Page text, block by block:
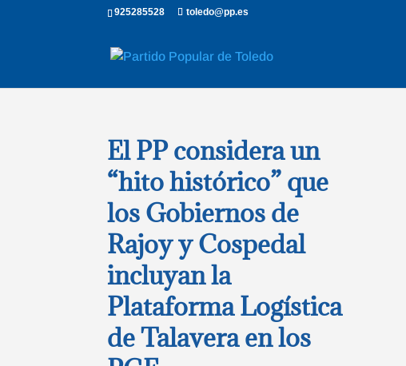
925285528 toledo@pp.es
El PP considera un
“hito histórico” que
los Gobiernos de
Rajoy y Cospedal
incluyan la
Plataforma Logística
de Talavera en los